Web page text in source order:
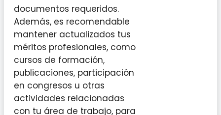
documentos requeridos.
Además, es recomendable
mantener actualizados tus
méritos profesionales, como
cursos de formación,
publicaciones, participación
en congresos u otras
actividades relacionadas
con tu área de trabajo, para